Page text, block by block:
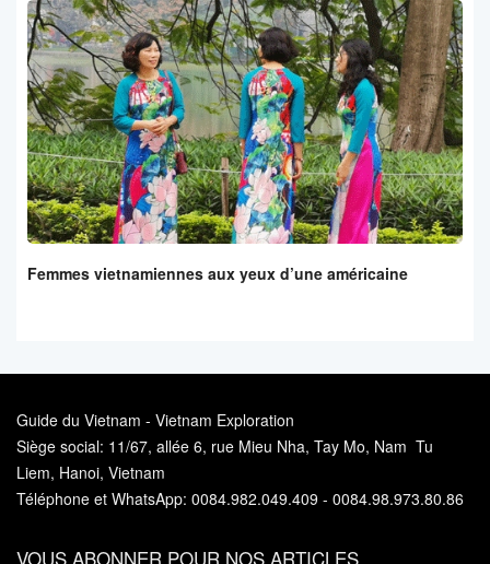
Femmes vietnamiennes aux yeux d’une américaine
Guide du Vietnam - Vietnam Exploration
Siège social: 11/67, allée 6, rue Mieu Nha, Tay Mo, Nam Tu
Liem, Hanoi, Vietnam
Téléphone et WhatsApp: 0084.982.049.409 - 0084.98.973.80.86
VOUS ABONNER POUR NOS ARTICLES